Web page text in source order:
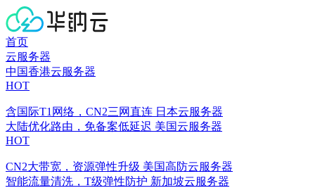
首页
云服务器
中国香港云服务器
HOT
含国际T1网络，CN2三网直连 日本云服务器
大陆优化路由，免备案低延迟 美国云服务器
HOT
CN2大带宽，资源弹性升级 美国高防云服务器
智能流量清洗，T级弹性防护 新加坡云服务器